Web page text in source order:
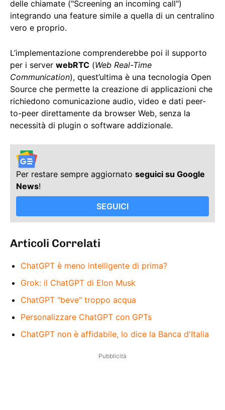
delle chiamate ("Screening an incoming call")
integrando una feature simile a quella di un centralino
vero e proprio.
L’implementazione comprenderebbe poi il supporto
per i server webRTC (Web Real-Time
Communication), quest’ultima è una tecnologia Open
Source che permette la creazione di applicazioni che
richiedono comunicazione audio, video e dati peer-
to-peer direttamente da browser Web, senza la
necessità di plugin o software addizionale.
Per restare sempre aggiornato seguici su Google
News!
SEGUICI
Articoli Correlati
ChatGPT è meno intelligente di prima?
Grok: il ChatGPT di Elon Musk
ChatGPT "beve" troppo acqua
Personalizzare ChatGPT con GPTs
ChatGPT non è affidabile, lo dice la Banca d'Italia
Pubblicità